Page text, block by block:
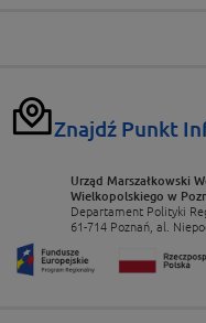
Znajdź Punkt
Urząd Marszałkowski
Wielkopolskiego w
Departament Polityki
61-714 Poznań, al.